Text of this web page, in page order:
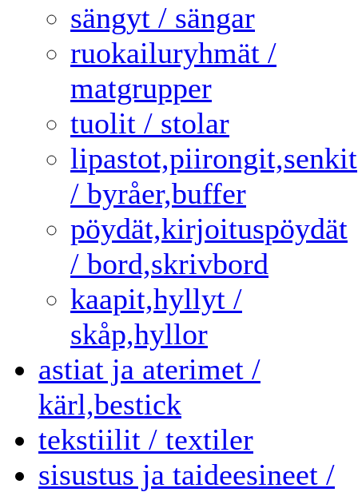
sängyt / sängar
ruokailuryhmät /
matgrupper
tuolit / stolar
lipastot,piirongit,senkit
/ byråer,buffer
pöydät,kirjoituspöydät
/ bord,skrivbord
kaapit,hyllyt /
skåp,hyllor
astiat ja aterimet /
kärl,bestick
tekstiilit / textiler
sisustus ja taideesineet /